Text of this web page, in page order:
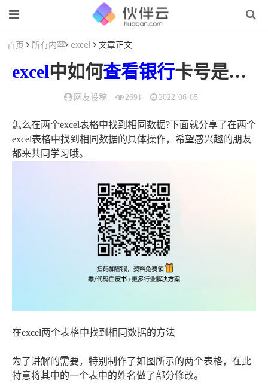
首页 所有内容 excel 文章正文
excel中如何查看银行卡号是否重复（Excel显示银行卡号）
网友投稿 2691 2022-06-05
怎么在两个excel表格中找到相同数据?下面就分享了在两个
excel表格中找到相同数据的具体操作，希望感兴趣的朋友
都来共同学习哦。
在excel两个表格中找到相同数据的方法
为了讲解的需要，特别制作了如图所示的两个表格，在此
特意将其中的一个表中的姓名做了部分修改。